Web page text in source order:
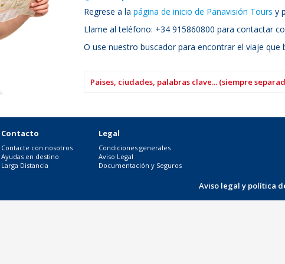
Regrese a la página de inicio de Panavisión Tours y
Llame al teléfono: +34 915860800 para contactar
O use nuestro buscador para encontrar el viaje que
Contacto
Contacte con nosotros
Ayudas en destino
Larga Distancia
Legal
Condiciones generales
Aviso Legal
Documentación y Seguros
Aviso legal y política